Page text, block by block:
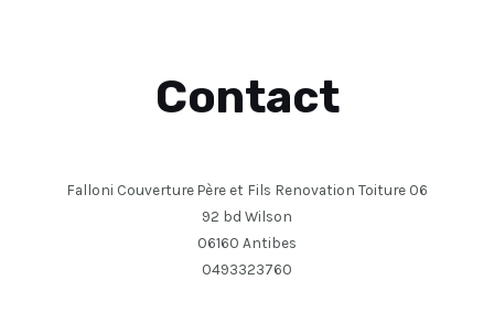
Contact
Falloni Couverture Père et Fils Renovation Toiture 06
92 bd Wilson
06160 Antibes
0493323760